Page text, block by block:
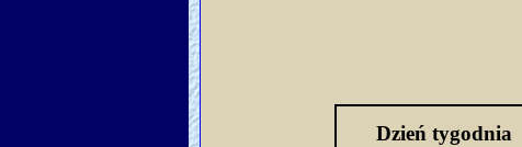
Dzień tygodnia